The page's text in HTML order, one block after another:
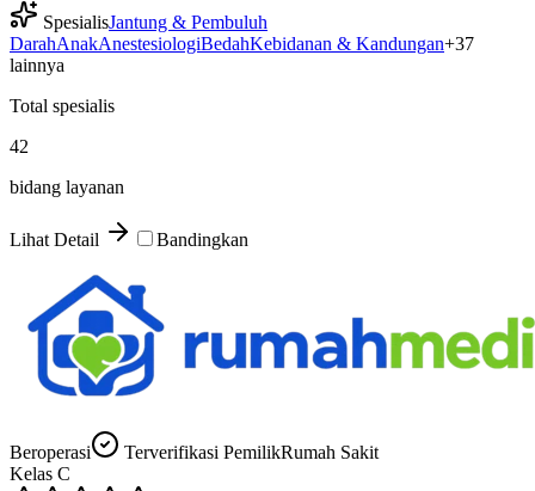
SpesialisJantung & Pembuluh
DarahAnakAnestesiologiBedahKebidanan & Kandungan+37
lainnya
Total spesialis
42
bidang layanan
Lihat Detail Bandingkan
Beroperasi Terverifikasi PemilikRumah Sakit
Kelas C